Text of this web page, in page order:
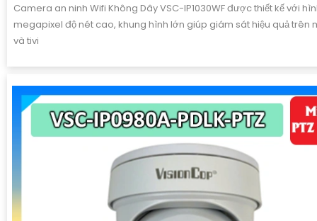
Camera an ninh Wifi Không Dây VSC-IP1030WF được thiết kế với
megapixel độ nét cao, khung hình lớn giúp giám sát hiệu quả trên
và tivi